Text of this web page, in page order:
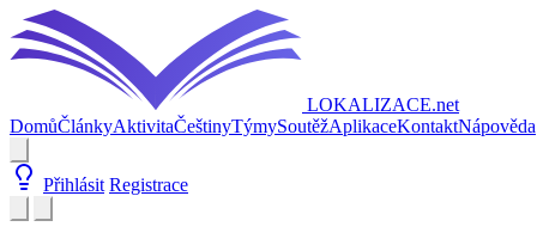
LOKALIZACE.net
DomůČlánkyAktivitaČeštinyTýmySoutěžAplikaceKontaktNápověda
Přihlásit Registrace